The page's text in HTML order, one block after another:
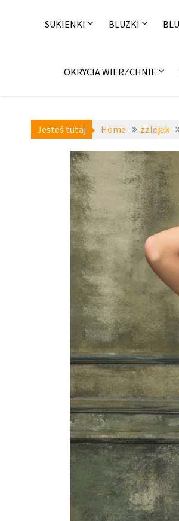
SUKIENKI BLUZKI
OKRYCIA WIERZCHNIE
Jesteś tutaj Home zzlejek
a-niedostepne